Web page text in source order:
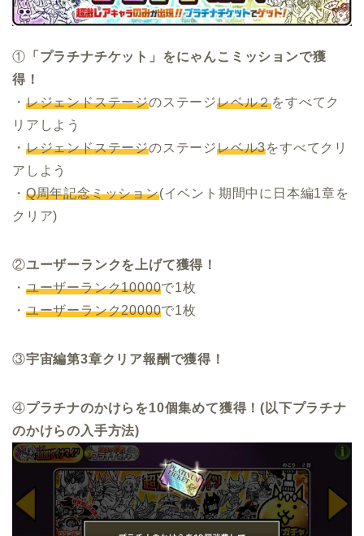
① 「プラチナチケット」をにゃんこミッションで獲
得！
・ レジェンドステージのステージレベル２をすべてク
リアしよう
・ レジェンドステージのステージレベル3をすべてクリ
アしよう
・ Q周年記念ミッション(イベント期間中に日本編1章を
クリア)
②ユーザーランクを上げて獲得！
・ ユーザーランク10000で1枚
・ ユーザーランク20000で1枚
③宇宙編第3章クリア報酬で獲得！
④プラチナのかけらを10個集めて獲得！(以下プラチナ
のかけらの入手方法)